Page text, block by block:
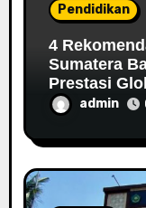
Pendidikan
4
Sumatera
Prestasi
admin